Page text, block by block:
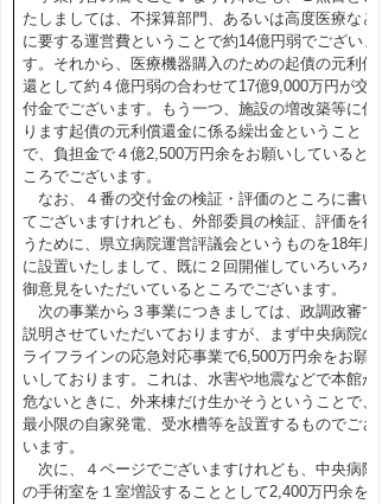
たしましては、不採算部門、あるいは高度医療など
に要する運営費ということで約14億円弱でございま
す。それから、医療機器購入のための起債の元利償
還として約４億円弱の合わせて17億9,000万円が交
付金でございます。もう一つ、施設の増改築等に係
ります起債の元利償還金に係る繰出金ということ
で、負担金で４億2,500万円余をお願いしていると
ころでございます。
なお、４番の交付金の検証・評価のところに書い
てございますけれども、外部委員の検証、評価を行
うために、県立病院運営評議会というものを18年度
に設置いたしまして、既に２回開催していろいろな
御意見をいただいているところでございます。
次の事業から３事業につきましては、政調政審で
説明させていただいておりますが、まず中央病院の
ライフラインの応急対応事業で6,500万円余をお願
いしております。これは、水害や地震などで本館が
危ないときに、外来棟だけ生かそうということで、
最小限の自家発電、受水槽等を設置するものでござ
います。
次に、４ページでございますけれども、中央病院
の手術室を１室増設することとして2,400万円余を